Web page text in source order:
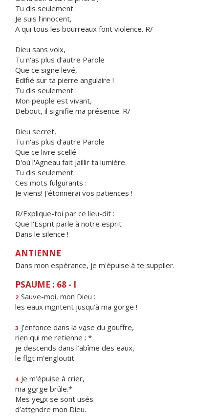
Tu dis seulement :
Je suis l'innocent,
A qui tous les bourreaux font violence. R/
Dieu sans voix,
Tu n'as plus d'autre Parole
Que ce signe levé,
Edifié sur ta pierre angulaire !
Tu dis seulement :
Mon peuple est vivant,
Debout, il signifie ma présence. R/
Dieu secret,
Tu n'as plus d'autre Parole
Que ce livre scellé
D'où l'Agneau fait jaillir ta lumière.
Tu dis seulement
Ces mots fulgurants :
Je viens! J'étonnerai vos patiences !
R/Explique-toi par ce lieu-dit :
Que l'Esprit parle à notre esprit
Dans le silence !
ANTIENNE
Dans mon espérance, je m'épuise à te supplier.
PSAUME : 68 - I
2 Sauve-moi, mon Dieu :
les eaux montent jusqu’à ma gorge !
3 J’enfonce dans la vase du gouffre,
rien qui me retienne ; *
je descends dans l’abîme des eaux,
le flot m’engloutit.
4 Je m’épuise à crier,
ma gorge brûle.*
Mes yeux se sont usés
d’attendre mon Dieu.